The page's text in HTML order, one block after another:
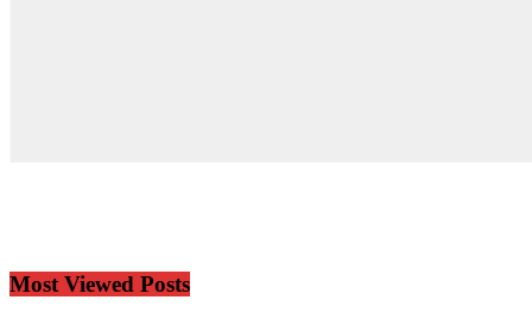
Most Viewed Posts